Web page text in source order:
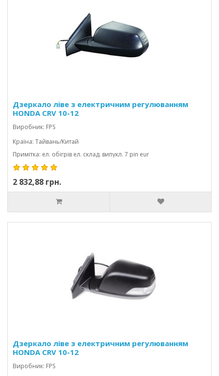
Дзеркало ліве з електричним регулюванням
HONDA CRV 10-12
Виробник: FPS
Країна: Тайвань/Китай
Примітка: ел. обігрів ел. склад. випукл. 7 pin eur
2 832,88 грн.
Дзеркало ліве з електричним регулюванням
HONDA CRV 10-12
Виробник: FPS